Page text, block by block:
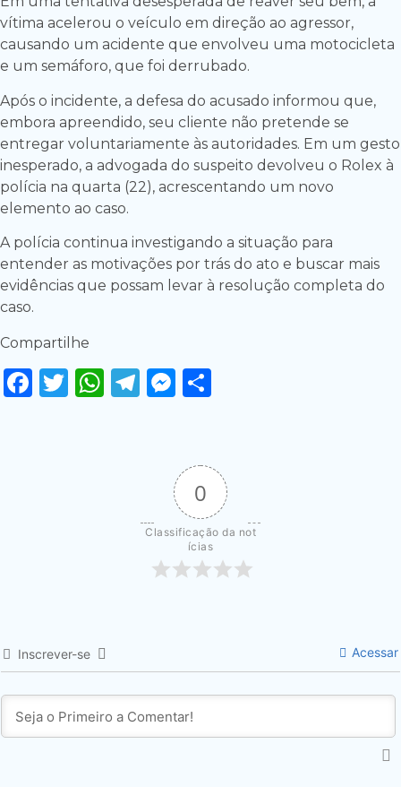
vítima acelerou o veículo em direção ao agressor,
causando um acidente que envolveu uma motocicleta
e um semáforo, que foi derrubado.
Após o incidente, a defesa do acusado informou que,
embora apreendido, seu cliente não pretende se
entregar voluntariamente às autoridades. Em um gesto
inesperado, a advogada do suspeito devolveu o Rolex à
polícia na quarta (22), acrescentando um novo
elemento ao caso.
A polícia continua investigando a situação para
entender as motivações por trás do ato e buscar mais
evidências que possam levar à resolução completa do
caso.
Compartilhe
Facebook
Twitter
WhatsApp
Telegram
Messenger
0
Classificação da not
ícias
Inscrever-se Acessar